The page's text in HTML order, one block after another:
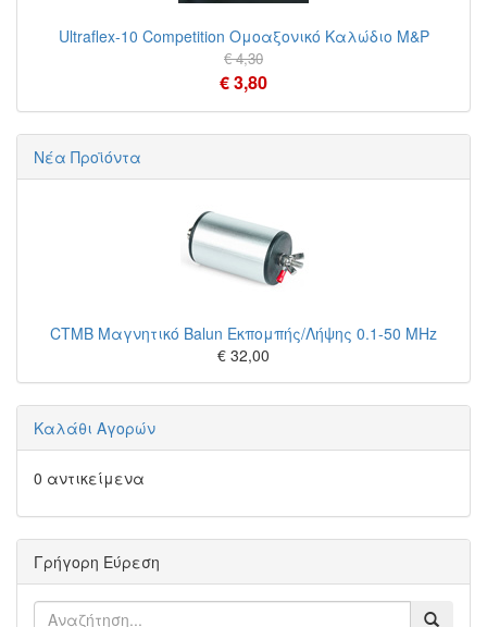
Ultraflex-10 Competition Ομοαξονικό Καλώδιο M&P
€ 4,30
€ 3,80
Νέα Προϊόντα
CTMB Μαγνητικό Balun Εκπομπής/Λήψης 0.1-50 MHz
€ 32,00
Καλάθι Αγορών
0 αντικείμενα
Γρήγορη Εύρεση